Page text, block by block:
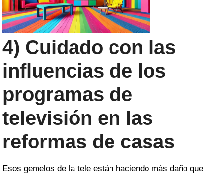
4) Cuidado con las
influencias de los
programas de
televisión en las
reformas de casas
Esos gemelos de la tele están haciendo más daño que